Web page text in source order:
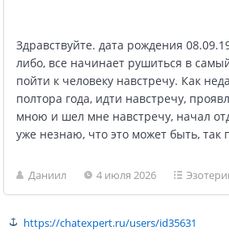
Здравствуйте. дата рождения
либо, все начинает рушиться в
пойти к человеку навстречу. Как
полтора года, идти навстречу,
мною и шел мне навстречу, начал
уже незнаю, что это может быть, так
Даниил 4 июля 2026
https://chatexpert.ru/users/id35631